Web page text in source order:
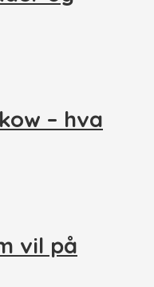
– hva
vil på